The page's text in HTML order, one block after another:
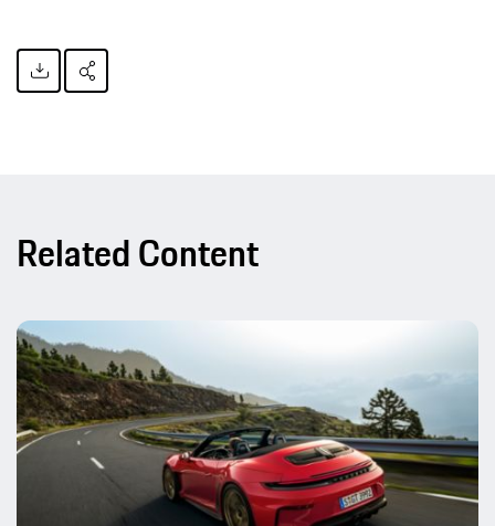
Related Content